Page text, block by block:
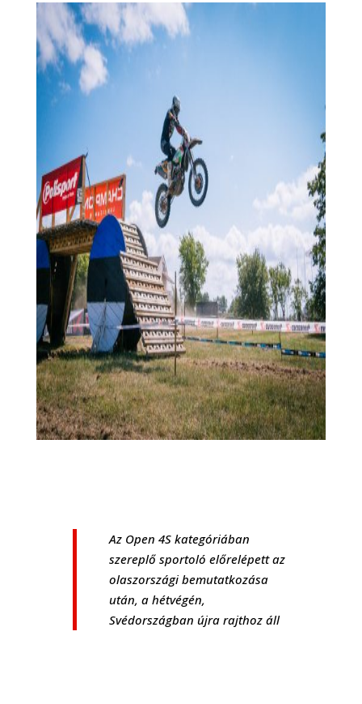
Az Open 4S kategóriában
szereplő sportoló előrelépett az
olaszországi bemutatkozása
után, a hétvégén,
Svédországban újra rajthoz áll